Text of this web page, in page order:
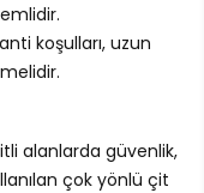
koşulları, uzun
alanlarda güvenlik,
çok yönlü çit